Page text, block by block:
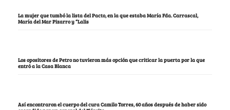
La mujer que tumbó la lista del Pacto, en la que estaba María Fda. Carrascal,
María del Mar Pizarro y “Lalis
Los opositores de Petro no tuvieron más opción que criticar la puerta por la que
entró a la Casa Blanca
Así encontraron el cuerpo del cura Camilo Torres, 60 años después de haber sido